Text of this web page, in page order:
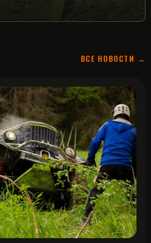
ВСЕ НОВОСТИ →